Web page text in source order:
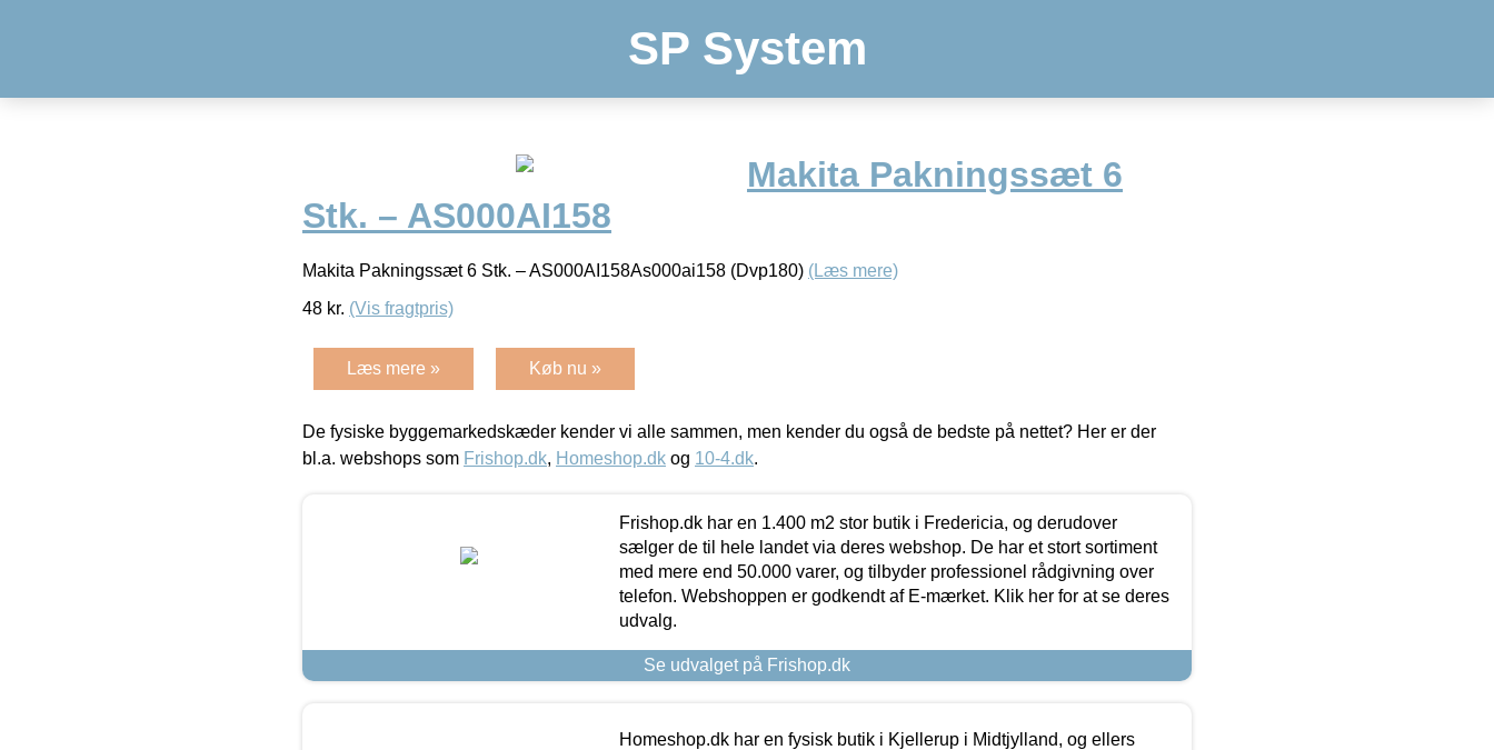
SP System
Makita Pakningssæt 6
Stk. – AS000AI158
Makita Pakningssæt 6 Stk. – AS000AI158As000ai158 (Dvp180) (Læs mere)
48 kr. (Vis fragtpris)
Læs mere » Køb nu »
De fysiske byggemarkedskæder kender vi alle sammen, men kender du også de bedste på nettet? Her er der
bl.a. webshops som Frishop.dk, Homeshop.dk og 10-4.dk.
Frishop.dk har en 1.400 m2 stor butik i Fredericia, og derudover
sælger de til hele landet via deres webshop. De har et stort sortiment
med mere end 50.000 varer, og tilbyder professionel rådgivning over
telefon. Webshoppen er godkendt af E-mærket. Klik her for at se deres
udvalg.
Se udvalget på Frishop.dk
Homeshop.dk har en fysisk butik i Kjellerup i Midtjylland, og ellers